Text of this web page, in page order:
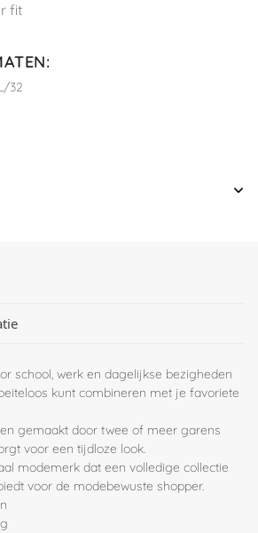
fit
:
32
school, werk en dagelijkse bezigheden
kunt combineren met je favoriete
gemaakt door twee of meer garens
voor een tijdloze look.
modemerk dat een volledige collectie
voor de modebewuste shopper.